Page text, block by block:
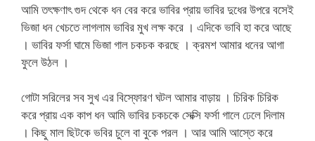
আমি তৎক্ষণাৎ গুদ থেকে ধন বের করে ভাবির প্রায় ভাবির দুধের উপরে বসেই
ভিজা ধন খেচতে লাগলাম ভাবির মুখ লক্ষ করে । এদিকে ভাবি হা করে আছে
। ভাবির ফর্সা ঘামে ভিজা গাল চকচক করছে । ক্রমশ আমার ধনের আগা
ফুলে উঠল ।
গোটা সরিলের সব সুখ এর বিস্ফোরণ ঘটল আমার বাড়ায় । চিরিক চিরিক
করে প্রায় এক কাপ ধন আমি ভাবির চকচকে সেক্সি ফর্সা গালে ঢেলে দিলাম
। কিছু মাল ছিটকে ভবির চুলে বা বুকে পরল । আর আমি আস্তে করে